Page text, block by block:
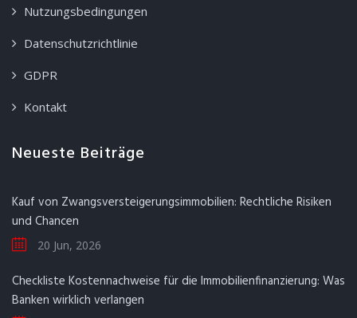
Nutzungsbedingungen
Datenschutzrichtlinie
GDPR
Kontakt
Neueste Beiträge
Kauf von Zwangsversteigerungsimmobilien: Rechtliche Risiken
und Chancen
20 Jun, 2026
Checkliste Kostennachweise für die Immobilienfinanzierung: Was
Banken wirklich verlangen